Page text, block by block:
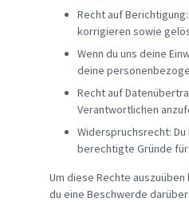
Recht auf
korrigieren sowie
Wenn du uns deine
deine
Recht auf
Verantwortlichen
Widerspruchsrecht:
berechtigte Gründe
Um diese Rechte
du eine Beschwerde